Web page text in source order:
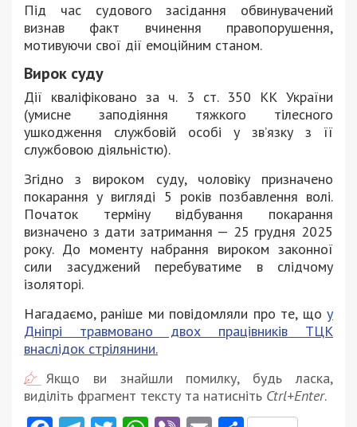
Під час судового засідання обвинувачений
визнав факт вчинення правопорушення,
мотивуючи свої дії емоційним станом.
Вирок суду
Дії кваліфіковано за ч. 3 ст. 350 КК України
(умисне заподіяння тяжкого тілесного
ушкодження службовій особі у зв’язку з її
службовою діяльністю).
Згідно з вироком суду, чоловіку призначено
покарання у вигляді 5 років позбавлення волі.
Початок терміну відбування покарання
визначено з дати затримання — 25 грудня 2025
року. До моменту набрання вироком законної
сили засуджений перебуватиме в слідчому
ізоляторі.
Нагадаємо, раніше ми повідомляли про те, що у
Дніпрі травмовано двох працівників ТЦК
внаслідок стрілянини.
Якщо ви знайшли помилку, будь ласка,
виділіть фрагмент тексту та натисніть Ctrl+Enter.